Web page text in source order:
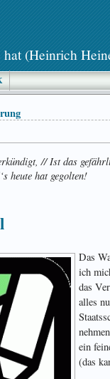
(Heinrich
// Ist das
heute hat gegolten!
Das
ich
das
alles
ein
(das